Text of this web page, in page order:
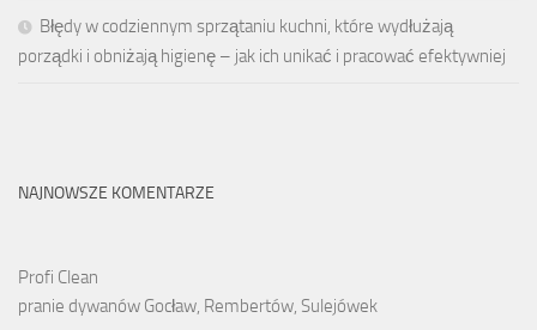
Błędy w codziennym sprzątaniu kuchni, które wydłużają
porządki i obniżają higienę – jak ich unikać i pracować efektywniej
NAJNOWSZE KOMENTARZE
Profi Clean
pranie dywanów Gocław, Rembertów, Sulejówek